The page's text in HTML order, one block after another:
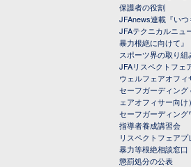
保護者の役割
JFAnews連載『いつ
JFAテクニカルニュ
暴力根絶に向けて』
スポーツ界の取り組
JFAリスペクトフェ
ウェルフェアオフィ
セーフガーディン
ェアオフィサー向け）
セーフガーディン
指導者養成講習会
リスペクトフェア
暴力等根絶相談窓口
懲罰処分の公表